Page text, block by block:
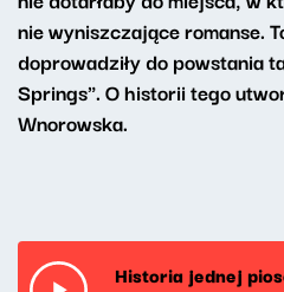
nie wyniszczające romanse.
doprowadziły do powstania
Springs". O historii tego
Wnorowska.
Historia jednej